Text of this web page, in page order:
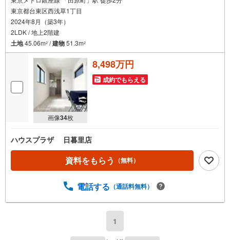
東京都台東区西浅草1丁目
2024年8月（築3年）
2LDK / 地上2階建
土地45.06m2 /建物51.3m2
画像34枚
8,498万円
成約でもらえる
ハウスプラザ 日暮里店
資料をもらう （無料）
電話する （通話料無料）
1